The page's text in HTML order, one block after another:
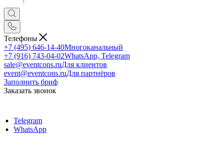
Телефоны
+7 (495) 646-14-40Многоканальный
+7 (916) 743-04-02WhatsApp, Telegram
sale@eventcons.ruДля клиентов
event@eventcons.ruДля партнёров
Заполнить бриф
Заказать звонок
Telegram
WhatsApp